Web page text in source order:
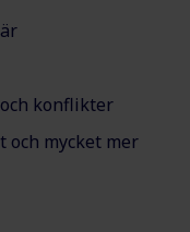
konflikter
mycket mer